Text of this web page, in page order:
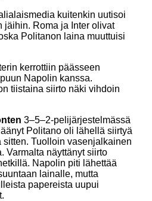
kuitenkin uutisoi
jäihin. Roma ja Inter olivat
Politanon laina muuttuisi
kerrottiin päässeen
Napolin kanssa.
tiistaina siirto näki vihdoin
3–5–2-pelijärjestelmässä
Politano oli lähellä siirtyä
sitten. Tuolloin vasenjalkainen
Varmalta näyttänyt siirto
Napolin piti lähettää
lainalle, mutta
papereista uupui